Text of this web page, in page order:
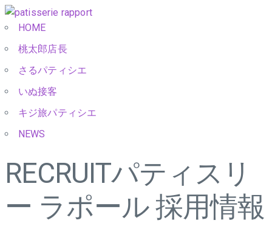
HOME
桃太郎店長
さるパティシエ
いぬ接客
キジ旅パティシエ
NEWS
RECRUITパティスリ
ー ラポール 採用情報